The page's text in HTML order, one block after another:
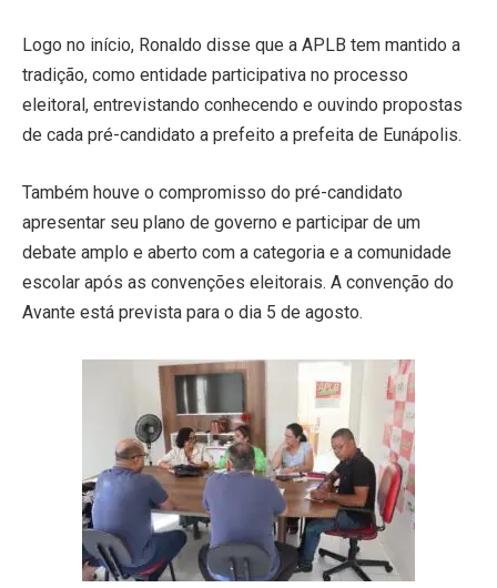
Logo no início, Ronaldo disse que a APLB tem mantido a
tradição, como entidade participativa no processo
eleitoral, entrevistando conhecendo e ouvindo propostas
de cada pré-candidato a prefeito a prefeita de Eunápolis.
Também houve o compromisso do pré-candidato
apresentar seu plano de governo e participar de um
debate amplo e aberto com a categoria e a comunidade
escolar após as convenções eleitorais. A convenção do
Avante está prevista para o dia 5 de agosto.